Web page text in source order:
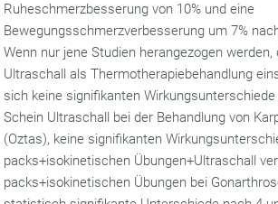
Ruheschmerzbesserung von 10% und eine
Bewegungsschmerzverbesserung um 7%
Wenn nur jene Studien herangezogen
Ultraschall als Thermotherapiebehandlung
sich keine signifikanten
Schein Ultraschall bei der Behandlung von
(Oztas), keine signifikanten
packs+isokinetischen Übungen+Ultraschall
packs+isokinetischen Übungen bei